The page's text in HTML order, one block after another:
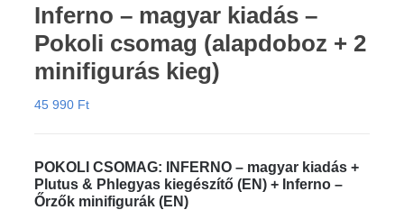
Inferno – magyar kiadás –
Pokoli csomag (alapdoboz + 2
minifigurás kieg)
45 990 Ft
POKOLI CSOMAG: INFERNO – magyar kiadás +
Plutus & Phlegyas kiegészítő (EN) + Inferno –
Őrzők minifigurák (EN)